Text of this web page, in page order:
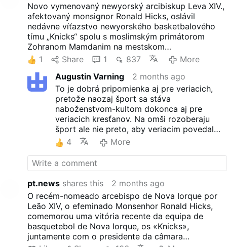
Novo vymenovaný newyorský arcibiskup Leva XIV.,
afektovaný monsignor Ronald Hicks, oslávil
nedávne víťazstvo newyorského basketbalového
tímu „Knicks“ spolu s moslimským primátorom
Zohranom Mamdanim na mestskom
portorikánskom festivale. V nedeľu Hicks zneužil
kázanie počas eucharistickej slávnosti, aby opäť
hovoril o svojom basketbalovom náboženstve.
1 Share 1 837
More
Augustin Varning
2 months ago
To je dobrá pripomienka aj pre veriacich,
pretože naozaj šport sa stáva
naboženstvom-kultom dokonca aj pre
veriacich kresťanov. Na omši rozoberaju
šport ale nie preto, aby veriacim povedal
knaz ktorý šport je dobrý a ktorý zlý.
Šport častokrat aj knazi považuju ako
ovocie, ktoré si mislia, že už z principu
nemôže škodiť. To, že v Biblii sa jasne
hovorí o zlom ovocí v Raji, tak to beru ako
nejaku symboliku a ked sa odvolate na
zjaveni sv.Hildegardy, kde vyslovene
niektoré ovocia človeku škodia, tak sa
usmievaju ako keby sv.Hildegarda spadla z
Mesiaca.
To iste so športom. Len včera mal prezident
4 More
pt.news shares this
2 months ago
O recém-nomeado arcebispo de Nova Iorque por
Leão XIV, o efeminado Monsenhor Ronald Hicks,
comemorou uma vitória recente da equipa de
basquetebol de Nova Iorque, os «Knicks»,
juntamente com o presidente da câmara